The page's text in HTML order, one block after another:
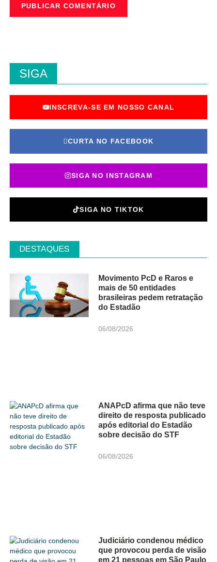
SIGA
INSCREVA-SE EM NOSSO CANAL
CURTA NO FACEBOOK
SIGA NO INSTAGRAM
SIGA NO TIKTOK
DESTAQUES
Movimento PcD e Raros e
mais de 50 entidades
brasileiras pedem retratação
do Estadão
06/08/2026
ANAPcD afirma que não teve
direito de resposta publicado
após editorial do Estadão
sobre decisão do STF
06/08/2026
Judiciário condenou médico
que provocou perda de visão
em 21 pessoas em São Paulo